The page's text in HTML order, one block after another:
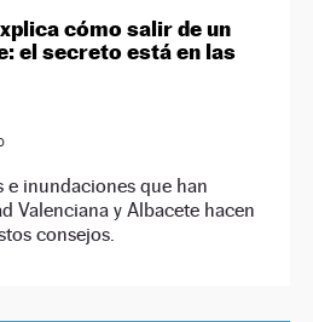
cómo salir de un
el secreto está en las
e inundaciones que han
Valenciana y Albacete hacen
consejos.